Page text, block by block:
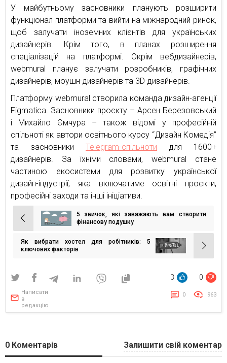
У майбутньому засновники планують розширити
функціонал платформи та вийти на міжнародний ринок,
щоб залучати іноземних клієнтів для українських
дизайнерів. Крім того, в планах розширення
спеціалізацій на платформі. Окрім вебдизайнерів,
webmural планує залучати розробників, графічних
дизайнерів, моушн-дизайнерів та 3D-дизайнерів.
Платформу webmural створила команда дизайн-агенції
Figmatica. Засновники проєкту – Арсен Березовський
і Михайло Ємчура – також відомі у професійній
спільноті як автори освітнього курсу “Дизайн Комедія”
та засновники Telegram-спільноти для 1600+
дизайнерів. За їхніми словами, webmural стане
частиною екосистеми для розвитку української
дизайн-індустрії, яка включатиме освітні проєкти,
професійні заходи та інші ініціативи.
Навігація
записів
5 звичок, які заважають вам створити
фінансову подушку
Як вибрати хостел для робітників: 5
ключових факторів
3 0
Написати
в
редакцію
0 963
0 Коментарів Залишити свій коментар